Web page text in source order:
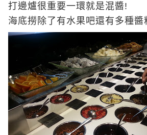
打邊爐很重要一環就是混醬!
海底撈除了有水果吧還有多種醬